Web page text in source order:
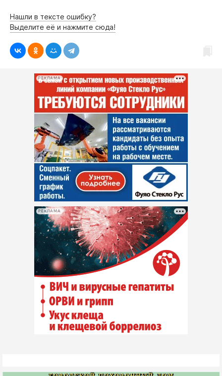
Нашли в тексте ошибку?
Выделите её и нажмите сюда!
РЕКЛАМА
РЕКЛАМА